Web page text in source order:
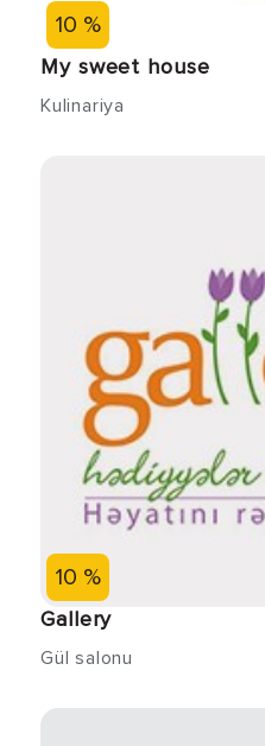
10 %
My sweet house
Kulinariya
10 %
Gallery
Gül salonu